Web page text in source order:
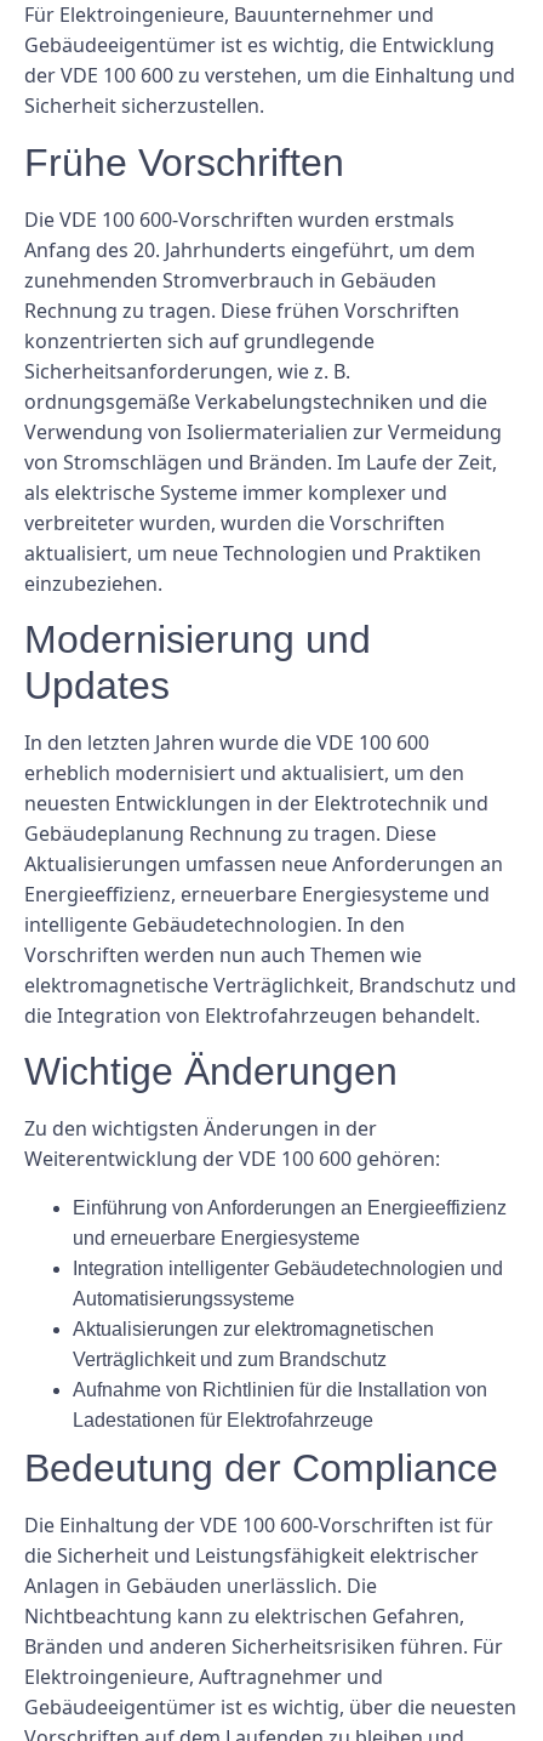
Für Elektroingenieure, Bauunternehmer und
Gebäudeeigentümer ist es wichtig, die Entwicklung
der VDE 100 600 zu verstehen, um die Einhaltung und
Sicherheit sicherzustellen.
Frühe Vorschriften
Die VDE 100 600-Vorschriften wurden erstmals
Anfang des 20. Jahrhunderts eingeführt, um dem
zunehmenden Stromverbrauch in Gebäuden
Rechnung zu tragen. Diese frühen Vorschriften
konzentrierten sich auf grundlegende
Sicherheitsanforderungen, wie z. B.
ordnungsgemäße Verkabelungstechniken und die
Verwendung von Isoliermaterialien zur Vermeidung
von Stromschlägen und Bränden. Im Laufe der Zeit,
als elektrische Systeme immer komplexer und
verbreiteter wurden, wurden die Vorschriften
aktualisiert, um neue Technologien und Praktiken
einzubeziehen.
Modernisierung und
Updates
In den letzten Jahren wurde die VDE 100 600
erheblich modernisiert und aktualisiert, um den
neuesten Entwicklungen in der Elektrotechnik und
Gebäudeplanung Rechnung zu tragen. Diese
Aktualisierungen umfassen neue Anforderungen an
Energieeffizienz, erneuerbare Energiesysteme und
intelligente Gebäudetechnologien. In den
Vorschriften werden nun auch Themen wie
elektromagnetische Verträglichkeit, Brandschutz und
die Integration von Elektrofahrzeugen behandelt.
Wichtige Änderungen
Zu den wichtigsten Änderungen in der
Weiterentwicklung der VDE 100 600 gehören:
Einführung von Anforderungen an Energieeffizienz
und erneuerbare Energiesysteme
Integration intelligenter Gebäudetechnologien und
Automatisierungssysteme
Aktualisierungen zur elektromagnetischen
Verträglichkeit und zum Brandschutz
Aufnahme von Richtlinien für die Installation von
Ladestationen für Elektrofahrzeuge
Bedeutung der Compliance
Die Einhaltung der VDE 100 600-Vorschriften ist für
die Sicherheit und Leistungsfähigkeit elektrischer
Anlagen in Gebäuden unerlässlich. Die
Nichtbeachtung kann zu elektrischen Gefahren,
Bränden und anderen Sicherheitsrisiken führen. Für
Elektroingenieure, Auftragnehmer und
Gebäudeeigentümer ist es wichtig, über die neuesten